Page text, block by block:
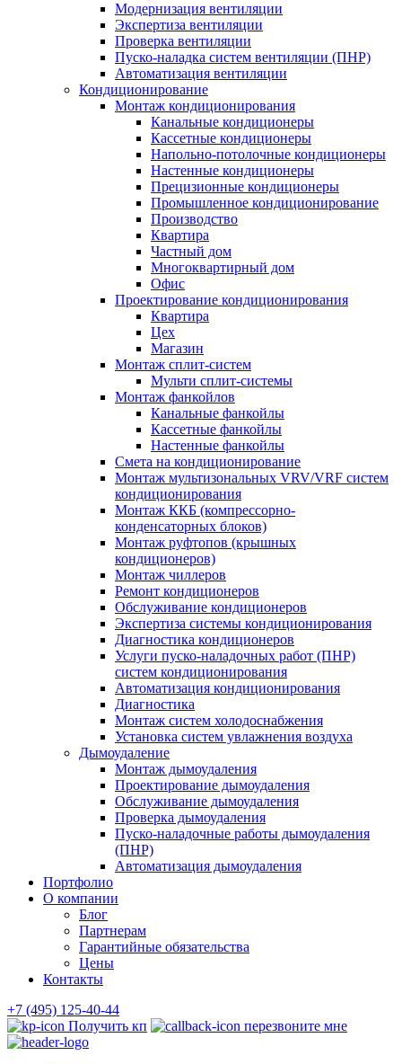
Модернизация вентиляции
Экспертиза вентиляции
Проверка вентиляции
Пуско-наладка систем вентиляции (ПНР)
Автоматизация вентиляции
Кондиционирование
Монтаж кондиционирования
Канальные кондиционеры
Кассетные кондиционеры
Напольно-потолочные кондиционеры
Настенные кондиционеры
Прецизионные кондиционеры
Промышленное кондиционирование
Производство
Квартира
Частный дом
Многоквартирный дом
Офис
Проектирование кондиционирования
Квартира
Цех
Магазин
Монтаж сплит-систем
Мульти сплит-системы
Монтаж фанкойлов
Канальные фанкойлы
Кассетные фанкойлы
Настенные фанкойлы
Смета на кондиционирование
Монтаж мультизональных VRV/VRF систем
кондиционирования
Монтаж ККБ (компрессорно-
конденсаторных блоков)
Монтаж руфтопов (крышных
кондиционеров)
Монтаж чиллеров
Ремонт кондиционеров
Обслуживание кондиционеров
Экспертиза системы кондиционирования
Диагностика кондиционеров
Услуги пуско-наладочных работ (ПНР)
систем кондиционирования
Автоматизация кондиционирования
Диагностика
Монтаж систем холодоснабжения
Установка систем увлажнения воздуха
Дымоудаление
Монтаж дымоудаления
Проектирование дымоудаления
Обслуживание дымоудаления
Проверка дымоудаления
Пуско-наладочные работы дымоудаления
(ПНР)
Автоматизация дымоудаления
Портфолио
О компании
Блог
Партнерам
Гарантийные обязательства
Цены
Контакты
+7 (495) 125-40-44
Получить кп
перезвоните мне